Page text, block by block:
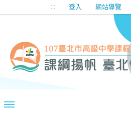
移至網頁之主要內容區位置
::: 登入 網站導覽